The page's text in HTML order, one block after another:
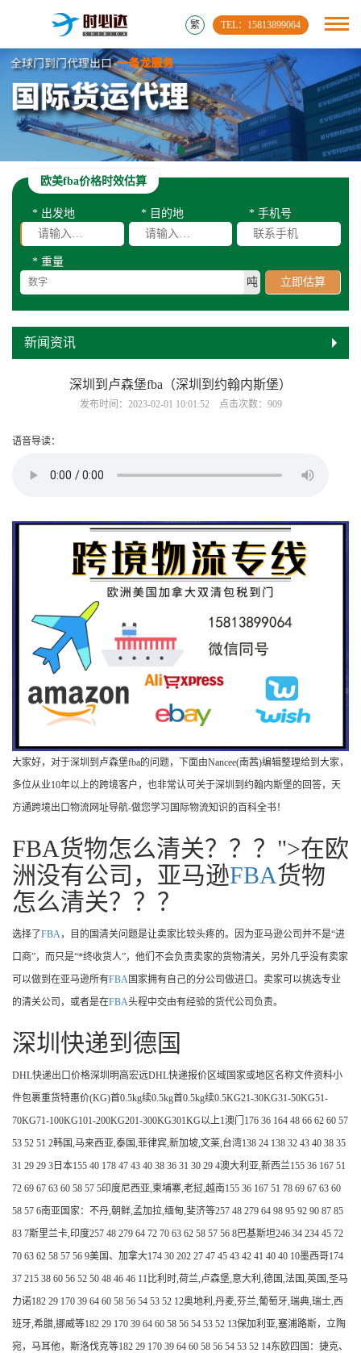
TEL：15813899064
繁
欧美fba价格时效估算
* 出发地 * 目的地 * 手机号
* 重量
吨
立即估算
新闻资讯
深圳到卢森堡fba（深圳到约翰内斯堡）
发布时间：2023-02-01 10:01:52 点击次数：909
语音导读：
大家好，对于深圳到卢森堡fba的问题，下面由Nancee(南茜)编辑整理给到大家，
多位从业10年以上的跨境客户，也非常认可关于深圳到约翰内斯堡的回答，天
方通跨境出口物流网址导航-做您学习国际物流知识的百科全书！
FBA货物怎么清关？？？">在欧
洲没有公司，亚马逊FBA货物
怎么清关？？？
选择了FBA，目的国清关问题是让卖家比较头疼的。因为亚马逊公司并不是“进
口商”，而只是“*终收货人”，他们不会负责卖家的货物清关，另外几乎没有卖家
可以做到在亚马逊所有FBA国家拥有自己的分公司做进口。卖家可以挑选专业
的清关公司，或者是在FBA头程中交由有经验的货代公司负责。
深圳快递到德国
DHL快递出口价格深圳明高宏远DHL快递报价区域国家或地区名称文件资料小
件包裹重货特惠价(KG)首0.5kg续0.5kg首0.5kg续0.5KG21-30KG31-50KG51-
70KG71-100KG101-200KG201-300KG301KG以上1澳门176 36 164 48 66 62 60 57
53 52 51 2韩国,马来西亚,泰国,菲律宾,新加坡,文莱,台湾138 24 138 32 43 40 38 35
31 29 29 3日本155 40 178 47 43 40 38 36 31 30 29 4澳大利亚,新西兰155 36 167 51
72 69 67 63 60 58 57 5印度尼西亚,柬埔寨,老挝,越南155 36 167 51 78 69 67 63 60
58 57 6南亚国家：不丹,朝鲜,孟加拉,缅甸,斐济等257 48 279 64 98 95 92 90 87 85
83 7斯里兰卡,印度257 48 279 64 72 70 63 62 58 57 56 8巴基斯坦246 34 234 45 72
70 63 62 58 57 56 9美国、加拿大174 30 202 27 47 45 43 42 41 40 40 10墨西哥174
37 215 38 60 56 52 50 48 46 46 11比利时,荷兰,卢森堡,意大利,德国,法国,英国,圣马
力诺182 29 170 39 64 60 58 56 54 53 52 12奥地利,丹麦,芬兰,葡萄牙,瑞典,瑞士,西
班牙,希腊,挪威等182 29 170 39 64 60 58 56 54 53 52 13保加利亚,塞浦路斯，立陶
宛，马耳他，斯洛伐克等182 29 170 39 64 60 58 56 54 53 52 14东欧四国：捷克、